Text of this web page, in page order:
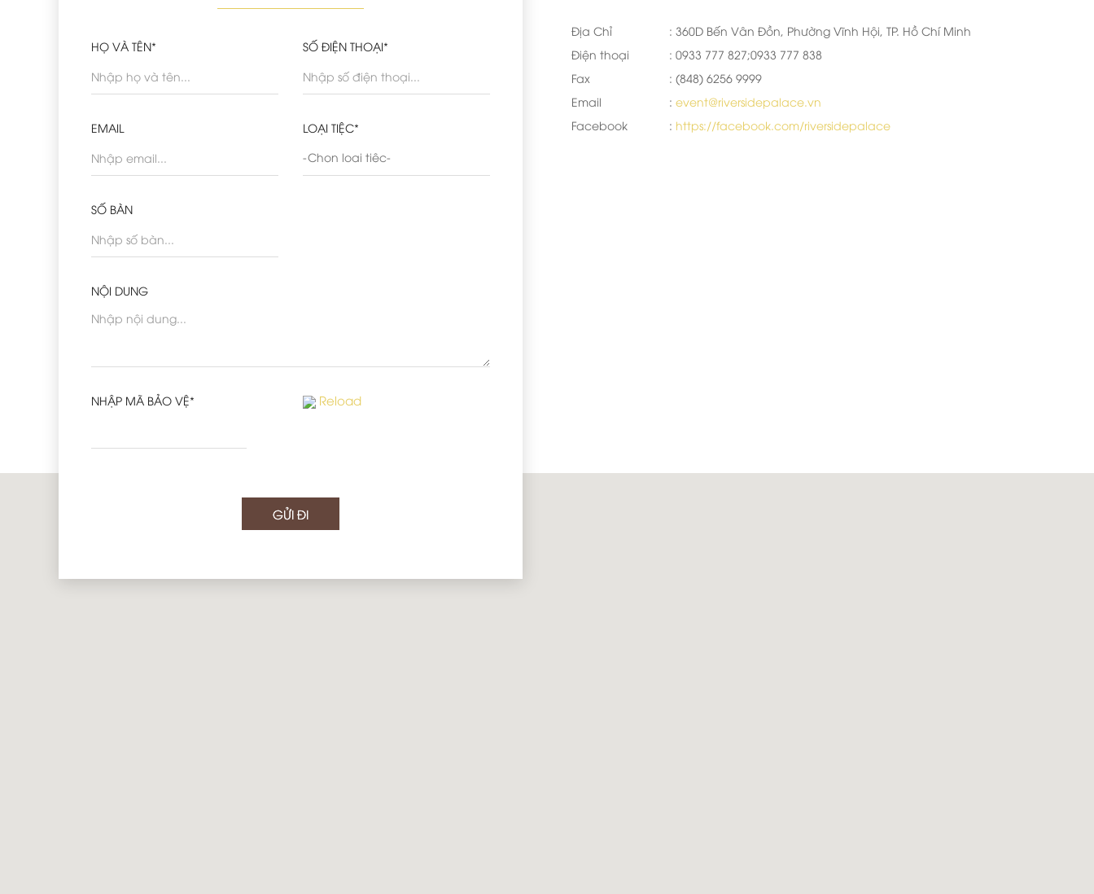
Địa Chỉ
: 360D Bến Vân Đồn, Phường Vĩnh Hội, TP. Hồ Chí Minh
Điện thoại
: 0933 777 827;0933 777 838
Fax
: (848) 6256 9999
Email
: event@riversidepalace.vn
Facebook
: https://facebook.com/riversidepalace
HỌ VÀ TÊN* SỐ ĐIỆN THOẠI*
EMAIL LOẠI TIỆC*
SỐ BÀN
NỘI DUNG
NHẬP MÃ BẢO VỆ* Reload
GỬI ĐI